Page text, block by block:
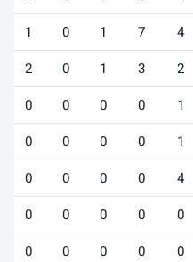
4
7
1
0
1
2
3
1
0
2
1
0
0
0
0
1
0
0
0
0
4
0
0
0
0
0
0
0
0
0
0
0
0
0
0